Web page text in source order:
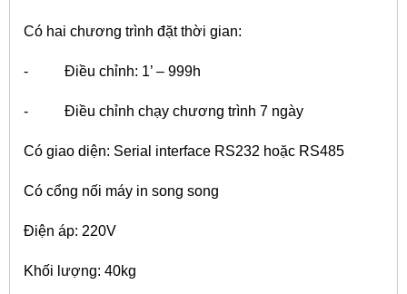
Có hai chương trình đặt thời gian:
- Điều chỉnh: 1’ – 999h
- Điều chỉnh chạy chương trình 7 ngày
Có giao diện: Serial interface RS232 hoặc RS485
Có cổng nối máy in song song
Điện áp: 220V
Khối lượng: 40kg